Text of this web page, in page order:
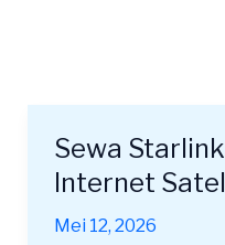
Sewa
Internet
Mei 12, 2026
Sewa
Starlink
Yogyakarta
Internet